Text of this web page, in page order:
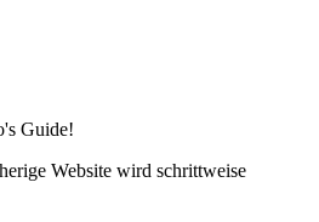
Guide!
Website wird schrittweise